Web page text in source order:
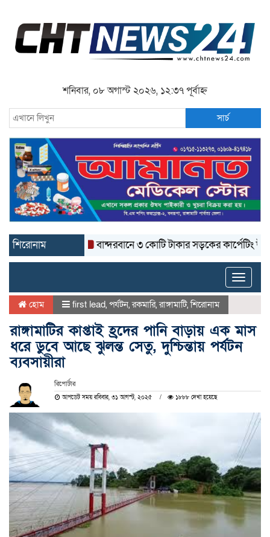
শনিবার, ০৮ অগাস্ট ২০২৬, ১২:৩৭ পূর্বাহ্ন
সার্চ
শিরোনাম বান্দরবানে ৩ কোটি টাকার সড়কের কার্পেটিং উঠে যাচ্ছে
Toggle
হোম first lead, পর্যটন,রকমারি,রাঙ্গামাটি,শিরোনাম
রাঙ্গামাটির কাপ্তাই হ্রদের পানি বাড়ায় এক মাস
ধরে ডুবে আছে ঝুলন্ত সেতু, দুশ্চিন্তায় পর্যটন
ব্যবসায়ীরা
রিপোর্টার
আপডেট সময় রবিবার, ৩১ আগস্ট, ২০২৫ ১৮৮৮ দেখা হয়েছে